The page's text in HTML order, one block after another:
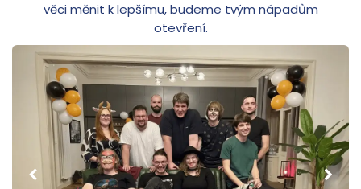
věci měnit k lepšímu, budeme tvým nápadům
otevření.